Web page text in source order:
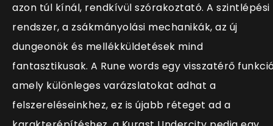
azon túl kínál, rendkívül szórakoztató. A szintlépési
rendszer, a zsákmányolási mechanikák, az új
dungeonök és mellékküldetések mind
fantasztikusak. A Rune words egy visszatérő
amely különleges varázslatokat adhat a
felszereléseinkhez, ez is újabb réteget ad a